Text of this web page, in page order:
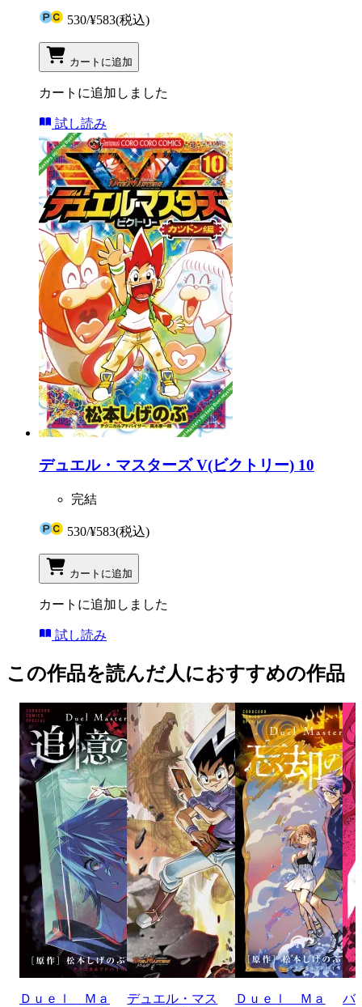
530/¥583(税込)
カートに追加
カートに追加しました
試し読み
デュエル・マスターズ V(ビクトリー) 10
完結
530/¥583(税込)
カートに追加
カートに追加しました
試し読み
この作品を読んだ人におすすめの作品
Ｄｕｅｌ Ｍａ
デュエル・マス
Ｄｕｅｌ Ｍａ
バ